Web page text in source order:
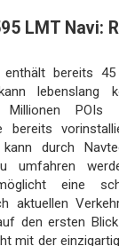
LMT Navi:
enthält bereits
lebenslang
POIs
bereits
kann durch
umfahren
eine
aktuellen
den ersten
mit der